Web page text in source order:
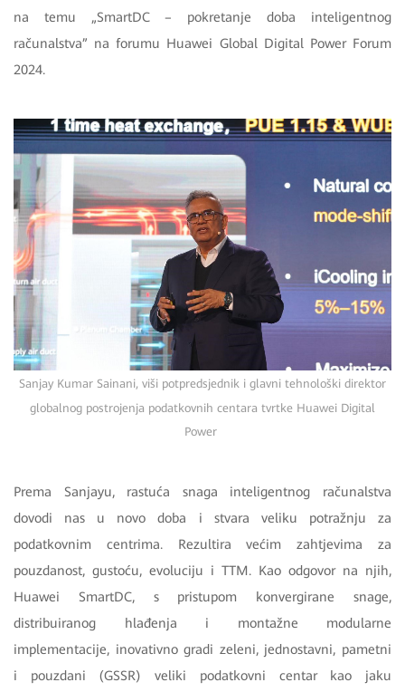
na temu „SmartDC – pokretanje doba inteligentnog
računalstva” na forumu Huawei Global Digital Power Forum
2024.
Sanjay Kumar Sainani, viši potpredsjednik i glavni tehnološki direktor
globalnog postrojenja podatkovnih centara tvrtke Huawei Digital
Power
Prema Sanjayu, rastuća snaga inteligentnog računalstva
dovodi nas u novo doba i stvara veliku potražnju za
podatkovnim centrima. Rezultira većim zahtjevima za
pouzdanost, gustoću, evoluciju i TTM. Kao odgovor na njih,
Huawei SmartDC, s pristupom konvergirane snage,
distribuiranog hlađenja i montažne modularne
implementacije, inovativno gradi zeleni, jednostavni, pametni
i pouzdani (GSSR) veliki podatkovni centar kao jaku